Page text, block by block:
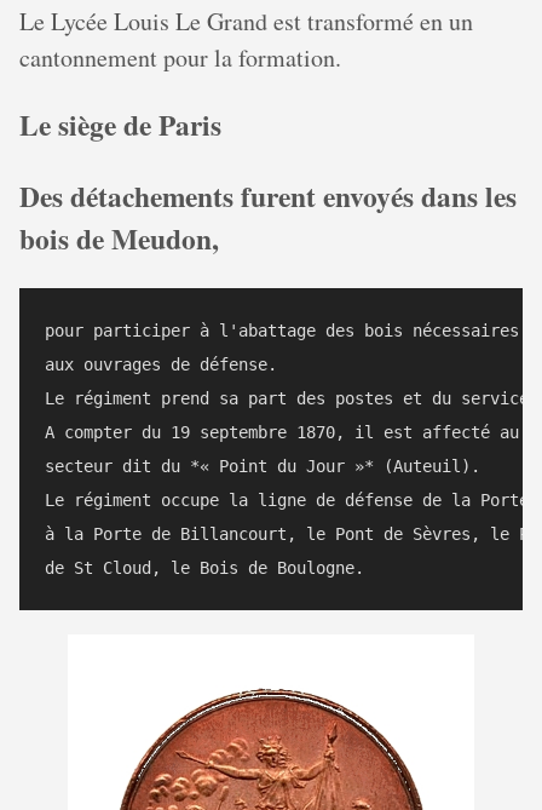
Le Lycée Louis Le Grand est transformé en un
cantonnement pour la formation.
Le siège de Paris
Des détachements furent envoyés dans les
bois de Meudon,
pour participer à l'abattage des bois nécessaires
aux ouvrages de défense.
Le régiment prend sa part des postes et du
A compter du 19 septembre 1870, il est affecté au
secteur dit du *« Point du Jour »* (Auteuil).
Le régiment occupe la ligne de défense de la Porte
à la Porte de Billancourt, le Pont de Sèvres, le